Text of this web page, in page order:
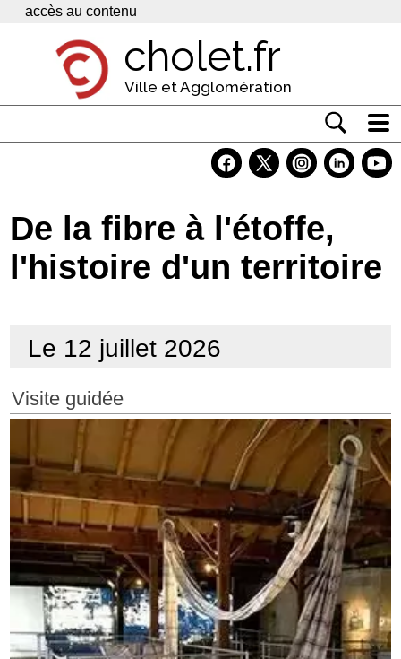
Panneau de gestion des cookies
accès au contenu
cholet.fr
Ville et Agglomération
Economie
Services
De la fibre à l'étoffe,
l'histoire d'un territoire
Le 12 juillet 2026
Visite guidée